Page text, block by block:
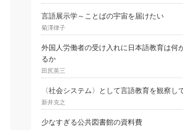
言語展示学～ことばの宇宙を届けたい
菊澤律子
外国人労働者の受け入れに日本語教育は何
るか
田尻英三
〈社会システム〉として言語教育を観察し
新井克之
少なすぎる公共図書館の資料費